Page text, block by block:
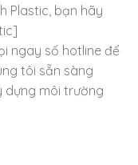
Plastic, bạn hãy
ngay số hotline để
tôi sẵn sàng
dựng môi trường